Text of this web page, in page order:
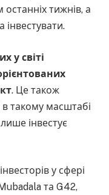
тижнів, а
інвестувати.
у світі
. Це також
такому масштабі
інвестує
у сфері
та G42,